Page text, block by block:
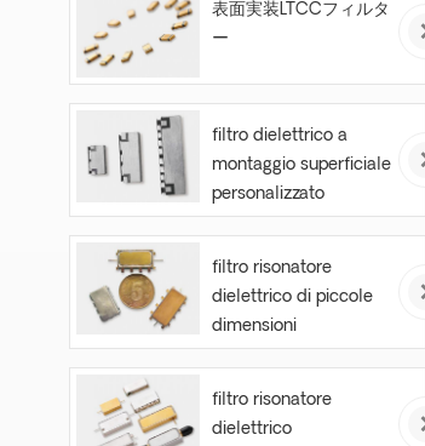
表面実装LTCCフィルタ
ー
filtro dielettrico a
montaggio superficiale
personalizzato
filtro risonatore
dielettrico di piccole
dimensioni
filtro risonatore
dielettrico